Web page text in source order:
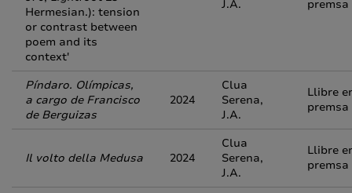
Hermesian.): tension
or contrast between
poem and its
context'
J.A. premsa
Píndaro. Olímpicas,
a cargo de Francisco
de Berguizas
2024
Clua
Serena,
J.A.
Llibre
premsa
Il volto della Medusa 2024
Clua
Serena,
J.A.
Llibre
premsa